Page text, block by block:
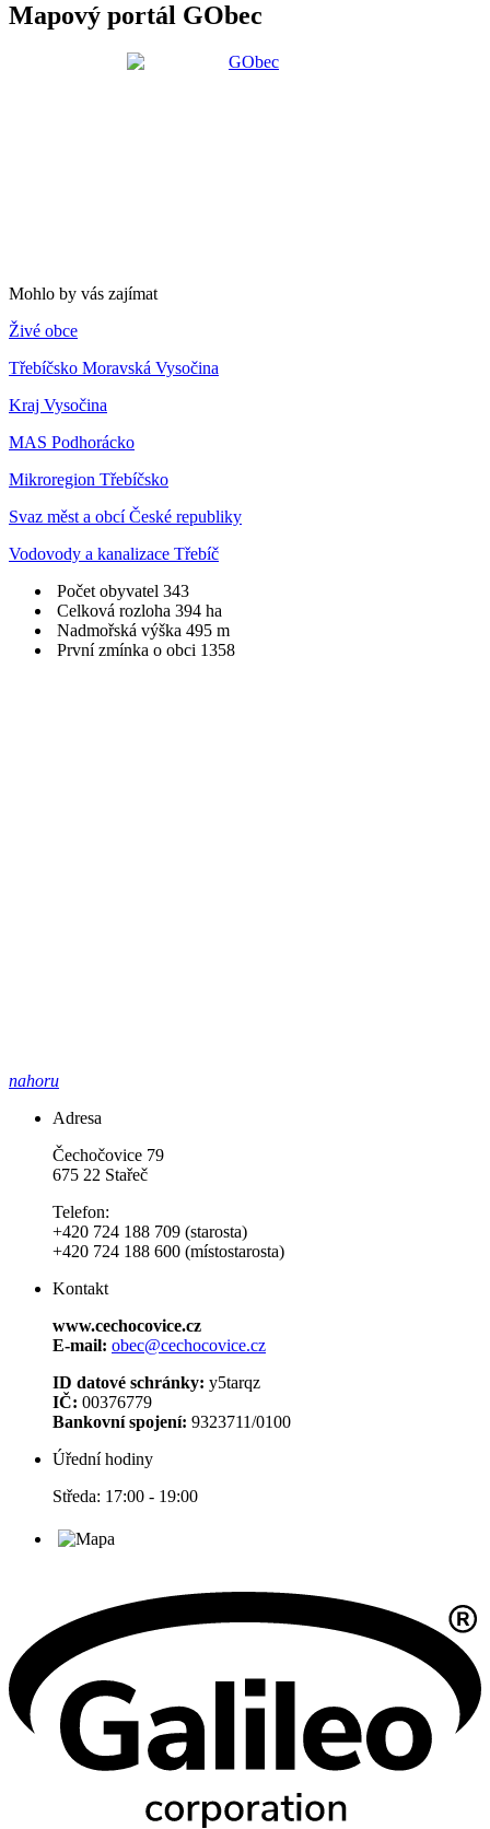
Mapový portál GObec
Mohlo by vás zajímat
Živé obce
Třebíčsko Moravská Vysočina
Kraj Vysočina
MAS Podhorácko
Mikroregion Třebíčsko
Svaz měst a obcí České republiky
Vodovody a kanalizace Třebíč
Počet obyvatel 343
Celková rozloha 394 ha
Nadmořská výška 495 m
První zmínka o obci 1358
nahoru
Adresa
Čechočovice 79
675 22 Stařeč
Telefon:
+420 724 188 709 (starosta)
+420 724 188 600 (místostarosta)
Kontakt
www.cechocovice.cz
E-mail: obec@cechocovice.cz
ID datové schránky: y5tarqz
IČ: 00376779
Bankovní spojení: 9323711/0100
Úřední hodiny
Středa: 17:00 - 19:00